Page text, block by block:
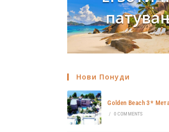
Нови Понуди
Golden Beach 3*
/ 0 COMMENTS